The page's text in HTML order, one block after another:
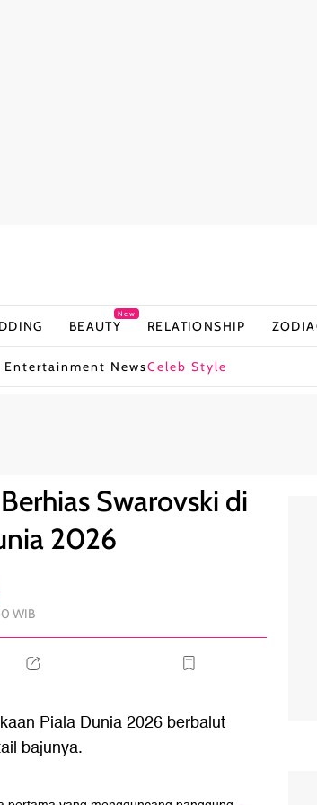
BEAUTY
New
RELATIONSHIP
Entertainment NewsCeleb Style
Swarovski di
2026
WIB
Piala Dunia 2026 berbalut
bajunya.